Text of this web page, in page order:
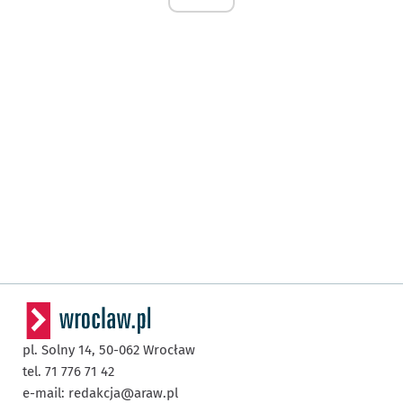
pl. Solny 14, 50-062 Wrocław
tel. 71 776 71 42
e-mail: redakcja@araw.pl